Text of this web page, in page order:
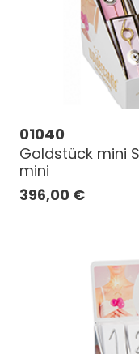
01040
Goldstück mini
mini
396,00 €